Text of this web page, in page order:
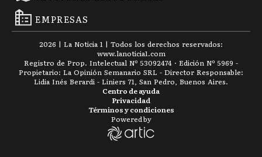
EMPRESAS
2026 | La Noticia 1 | Todos los derechos reservados:
www.lanoticia1.com
Registro de Prop. Intelectual Nº 53092474 · Edición Nº 5969 -
Propietario: La Opinión Semanario SRL - Director Responsable:
Lidia Inés Berardi - Liniers 71, San Pedro, Buenos Aires.
Términos y condiciones
Privacidad
Centro de ayuda
Powered by